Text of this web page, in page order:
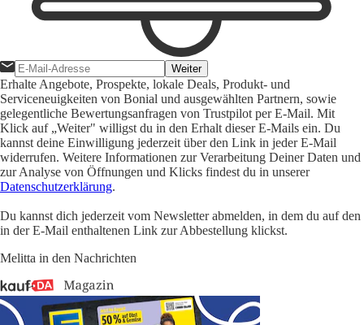
Weiter
Erhalte Angebote, Prospekte, lokale Deals, Produkt- und
Serviceneuigkeiten von Bonial und ausgewählten Partnern, sowie
gelegentliche Bewertungsanfragen von Trustpilot per E-Mail. Mit
Klick auf „Weiter" willigst du in den Erhalt dieser E-Mails ein. Du
kannst deine Einwilligung jederzeit über den Link in jeder E-Mail
widerrufen. Weitere Informationen zur Verarbeitung Deiner Daten und
zur Analyse von Öffnungen und Klicks findest du in unserer
Datenschutzerklärung.
Du kannst dich jederzeit vom Newsletter abmelden, in dem du auf den
in der E-Mail enthaltenen Link zur Abbestellung klickst.
Melitta in den Nachrichten